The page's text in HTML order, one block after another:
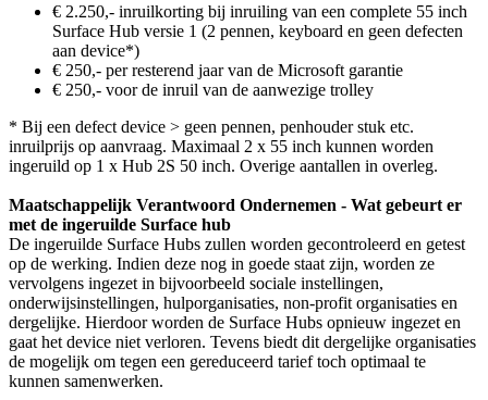
€ 2.250,- inruilkorting bij inruiling van een complete 55 inch
Surface Hub versie 1 (2 pennen, keyboard en geen defecten
aan device*)
€ 250,- per resterend jaar van de Microsoft garantie
€ 250,- voor de inruil van de aanwezige trolley
* Bij een defect device > geen pennen, penhouder stuk etc.
inruilprijs op aanvraag. Maximaal 2 x 55 inch kunnen worden
ingeruild op 1 x Hub 2S 50 inch. Overige aantallen in overleg.
Maatschappelijk Verantwoord Ondernemen - Wat gebeurt er
met de ingeruilde Surface hub
De ingeruilde Surface Hubs zullen worden gecontroleerd en getest
op de werking. Indien deze nog in goede staat zijn, worden ze
vervolgens ingezet in bijvoorbeeld sociale instellingen,
onderwijsinstellingen, hulporganisaties, non-profit organisaties en
dergelijke. Hierdoor worden de Surface Hubs opnieuw ingezet en
gaat het device niet verloren. Tevens biedt dit dergelijke organisaties
de mogelijk om tegen een gereduceerd tarief toch optimaal te
kunnen samenwerken.